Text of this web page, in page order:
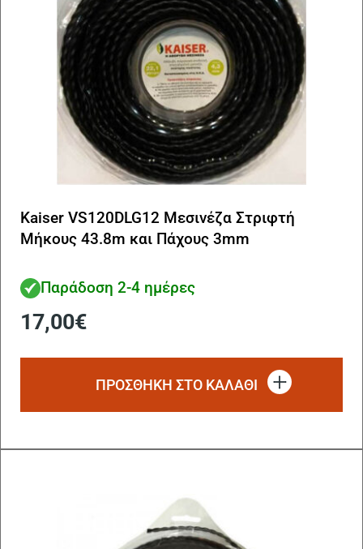
Kaiser VS120DLG12 Μεσινέζα Στριφτή
Μήκους 43.8m και Πάχους 3mm
Παράδοση 2-4 ημέρες
17,00€
ΠΡΟΣΘΗΚΗ ΣΤΟ ΚΑΛΑΘΙ